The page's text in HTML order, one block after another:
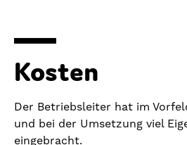
Kosten
Der Betriebsleiter hat im
und bei der Umsetzung viel
eingebracht.